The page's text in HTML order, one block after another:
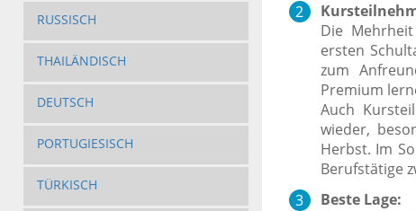
RUSSISCH
THAILÄNDISCH
DEUTSCH
PORTUGIESISCH
TÜRKISCH
Die
ersten
zum
Premium
Auch
wieder,
Herbst. Im
Berufstätige
Beste Lage: